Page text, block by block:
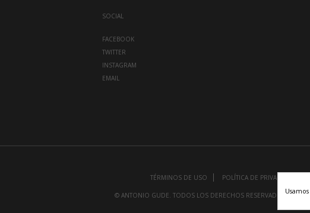
SOCIAL
FACEBOOK
TWITTER
INSTAGRAM
EMAIL
TÉRMINOS DE USO POLÍTICA DE PRIVACIDAD
© ANTONIO GUDE. TODOS LOS DERECHOS RESERVADOS